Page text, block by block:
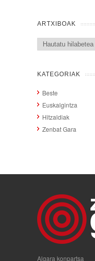
ARTXIBOAK
Artxiboak
KATEGORIAK
Beste
Euskalgintza
Hitzaldiak
Zenbat Gara
Algara konpartsa